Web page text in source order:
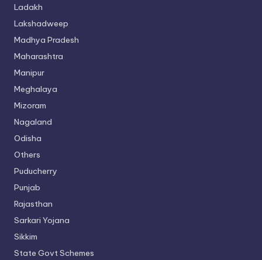
Ladakh
Lakshadweep
Madhya Pradesh
Maharashtra
Manipur
Meghalaya
Mizoram
Nagaland
Odisha
Others
Puducherry
Punjab
Rajasthan
Sarkari Yojana
Sikkim
State Govt Schemes